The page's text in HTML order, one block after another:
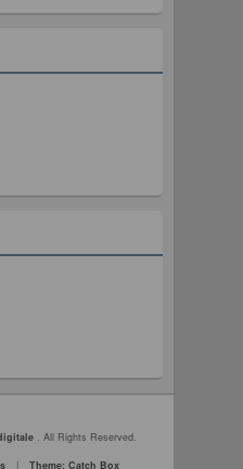
. All Rights Reserved.
| Theme: Catch Box